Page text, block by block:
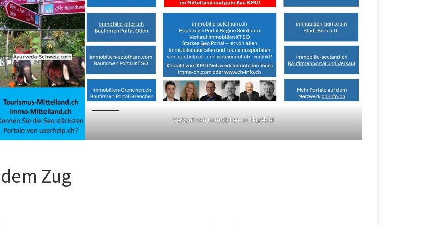
Verkauf von Immobilien im Skigebiet
Zug